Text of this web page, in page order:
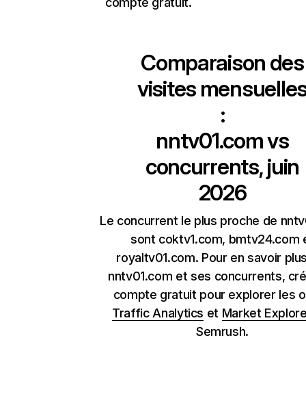
Comparaison des
visites
:
nntv01.comvs
concurrents, juin
2026
Le concurrent le plus proche de
sont coktv1.com, bmtv24.com
royaltv01.com. Pour en savoir
nntv01.com et ses concurrents,
compte gratuit pour explorer les
Traffic Analytics et Market
Semrush.